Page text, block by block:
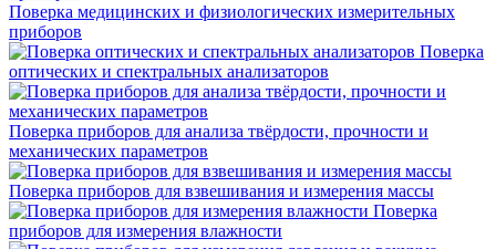
Поверка медицинских и физиологических измерительных
приборов
Поверка
оптических и спектральных анализаторов
Поверка приборов для анализа твёрдости, прочности и
механических параметров
Поверка приборов для взвешивания и измерения массы
Поверка
приборов для измерения влажности